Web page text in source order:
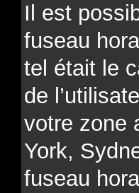
Il est
fuseau
tel était le
de
votre zone
York,
fuseau